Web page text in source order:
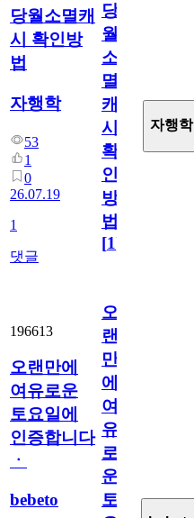
당월소멸캐
시 확인방
법
자행학
53
1
0
26.07.19
1
댓글
당
월
소
멸
캐
시
확
인
방
법
[1]
자행학
196613
오랜만에
여유로운
토요일에
인증합니다
ㆍ
bebeto
오
랜
만
에
여
유
로
운
토